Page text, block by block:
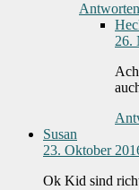
Antworten
26.
Susan
23. Oktober
Ok Kid sind